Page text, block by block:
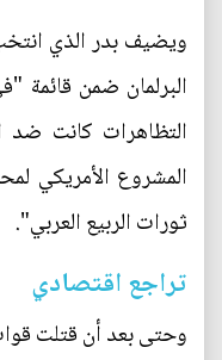
ويضيف بدر الذي
البرلمان ضمن
التظاهرات كانت ضد
المشروع الأمريكي
ثورات الربيع العربي".
تراجع اقتصادي
وحتى بعد أن قتلت